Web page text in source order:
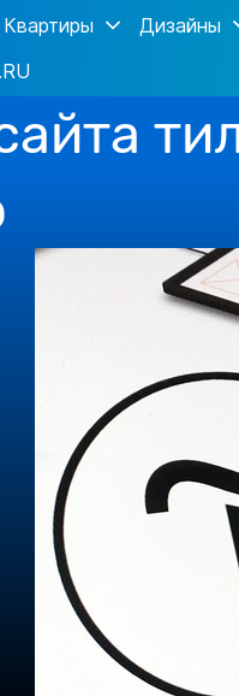
Квартиры Дизайны